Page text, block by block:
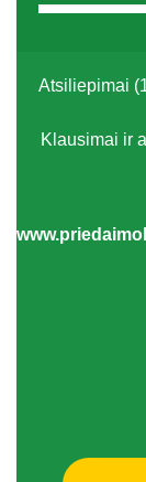
Atsiliepimai
Klausimai ir